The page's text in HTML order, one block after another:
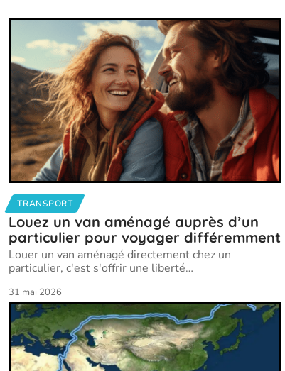
TRANSPORT
Louez un van aménagé auprès d’un
particulier pour voyager différemment
Louer un van aménagé directement chez un
particulier, c'est s'offrir une liberté…
31 mai 2026